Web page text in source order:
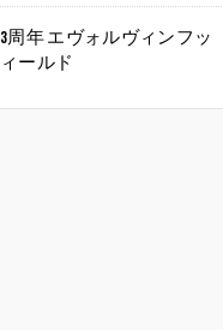
周年 エヴォルヴィンフッ
ールド